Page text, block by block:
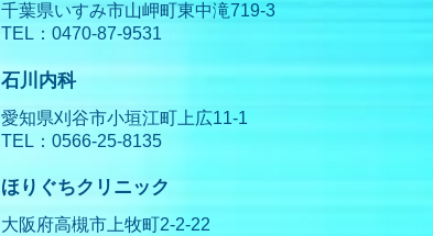
千葉県いすみ市山岬町東中滝719-3
TEL：0470-87-9531
石川内科
愛知県刈谷市小垣江町上広11-1
TEL：0566-25-8135
ほりぐちクリニック
大阪府高槻市上牧町2-2-22